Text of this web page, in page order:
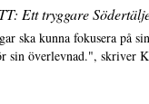
Ett tryggare
ska kunna fokusera på
sin överlevnad.", skriver